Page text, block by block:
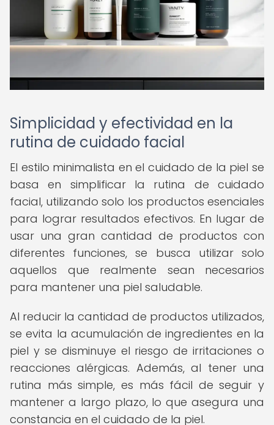
Simplicidad y efectividad en la
rutina de cuidado facial
El estilo minimalista en el cuidado de la piel se
basa en simplificar la rutina de cuidado
facial, utilizando solo los productos esenciales
para lograr resultados efectivos. En lugar de
usar una gran cantidad de productos con
diferentes funciones, se busca utilizar solo
aquellos que realmente sean necesarios
para mantener una piel saludable.
Al reducir la cantidad de productos utilizados,
se evita la acumulación de ingredientes en la
piel y se disminuye el riesgo de irritaciones o
reacciones alérgicas. Además, al tener una
rutina más simple, es más fácil de seguir y
mantener a largo plazo, lo que asegura una
constancia en el cuidado de la piel.